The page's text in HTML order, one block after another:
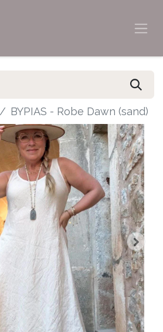
BYPIAS - Robe Dawn (sand)